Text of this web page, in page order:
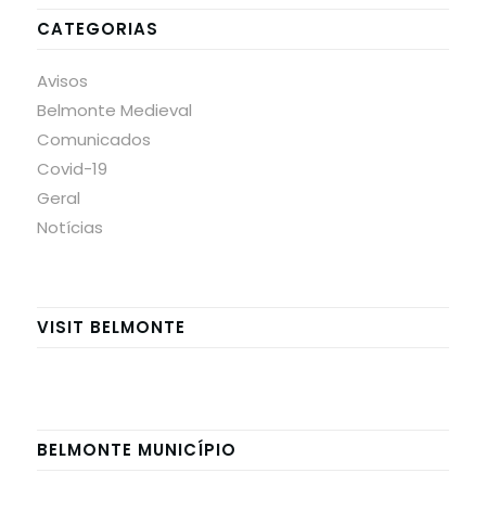
CATEGORIAS
Avisos
Belmonte Medieval
Comunicados
Covid-19
Geral
Notícias
VISIT BELMONTE
BELMONTE MUNICÍPIO